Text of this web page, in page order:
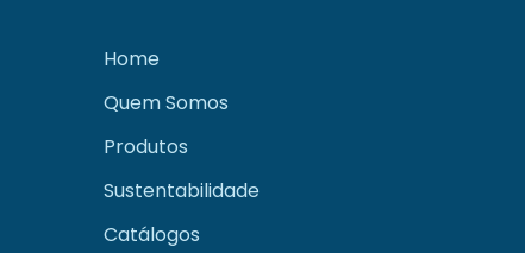
Home
Quem Somos
Produtos
Sustentabilidade
Catálogos